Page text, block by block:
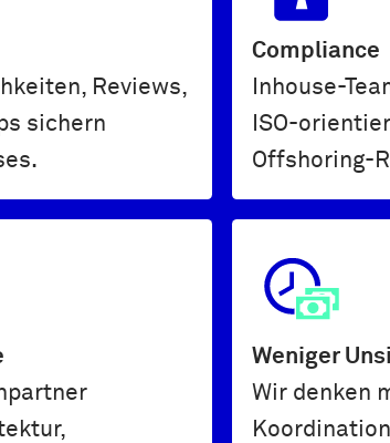
Reviews,
sichern
Compliance
Inhouse-
ISO-
Offshoring-
Weniger
Wir denken